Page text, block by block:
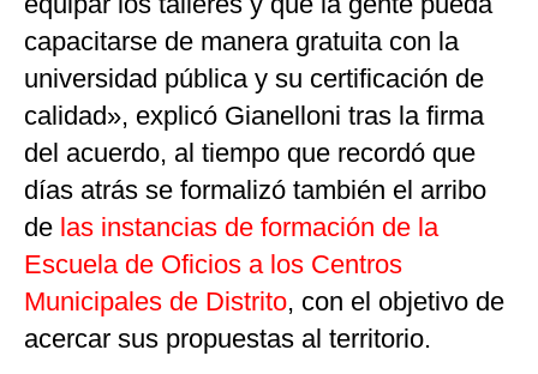
capacitarse de manera gratuita con la
universidad pública y su certificación de
calidad», explicó Gianelloni tras la firma
del acuerdo, al tiempo que recordó que
días atrás se formalizó también el arribo
de las instancias de formación de la
Escuela de Oficios a los Centros
Municipales de Distrito, con el objetivo de
acercar sus propuestas al territorio.